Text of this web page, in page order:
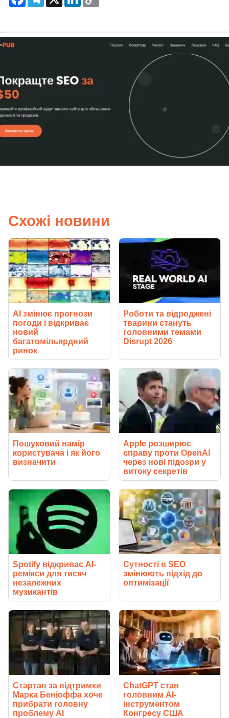
Схожі новини
AI змінює прогнози
погоди і відкриває
новий
багатомільярдний
ринок
Роботи та відроджені
тварини стануть
головними темами
Disrupt 2026
Пошуковий намір
користувача і як його
визначити
Apple розширює
справу проти OpenAI
через нові підозри у
витоку секретів
Spotify відкриває AI-
ремікси для тисяч
незалежних
музикантів
Сутності в SEO
змінюють підхід до
оптимізації
Стартап за підтримки
Марка Беніоффа хоче
прибрати головну
проблему AI
ChatGPT став
головним AI-
інструментом
Конгресу США